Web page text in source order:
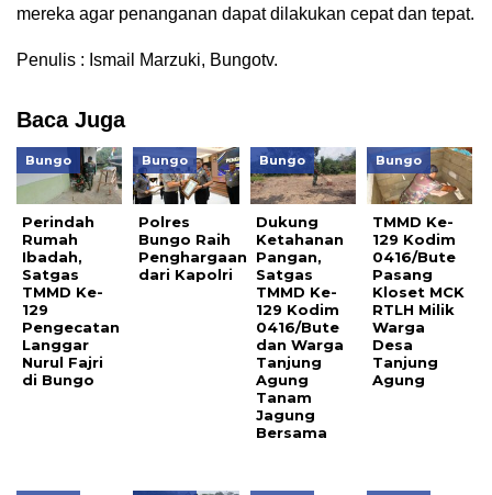
mereka agar penanganan dapat dilakukan cepat dan tepat.
Penulis : Ismail Marzuki, Bungotv.
Baca Juga
Bungo
Perindah
Rumah
Ibadah,
Satgas
TMMD Ke-
129
Pengecatan
Langgar
Nurul Fajri
di Bungo
Bungo
Polres
Bungo Raih
Penghargaan
dari Kapolri
Bungo
Dukung
Ketahanan
Pangan,
Satgas
TMMD Ke-
129 Kodim
0416/Bute
dan Warga
Tanjung
Agung
Tanam
Jagung
Bersama
Bungo
TMMD Ke-
129 Kodim
0416/Bute
Pasang
Kloset MCK
RTLH Milik
Warga
Desa
Tanjung
Agung